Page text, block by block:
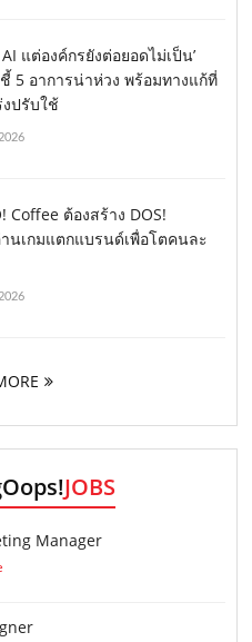
AI แต่องค์กรยังต่อยอดไม่เป็น’
5 อาการน่าห่วง พร้อมทางแก้ที่
งปรับใช้
Coffee ต้องสร้าง DOS!
นเกมแตกแบรนด์เพื่อโตคนละ
JOBS
Manager